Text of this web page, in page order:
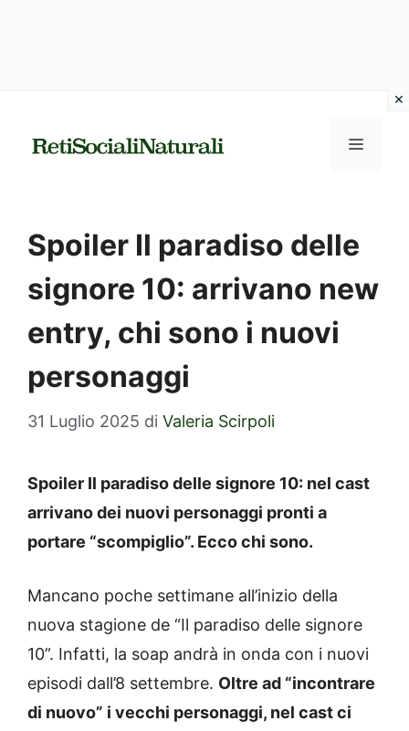
MENU
Spoiler Il paradiso delle
signore 10: arrivano new
entry, chi sono i nuovi
personaggi
31 Luglio 2025 di Valeria Scirpoli
Spoiler Il paradiso delle signore 10: nel cast
arrivano dei nuovi personaggi pronti a
portare “scompiglio”. Ecco chi sono.
Mancano poche settimane all’inizio della
nuova stagione de “Il paradiso delle signore
10”. Infatti, la soap andrà in onda con i nuovi
episodi dall’8 settembre. Oltre ad “incontrare
di nuovo” i vecchi personaggi, nel cast ci